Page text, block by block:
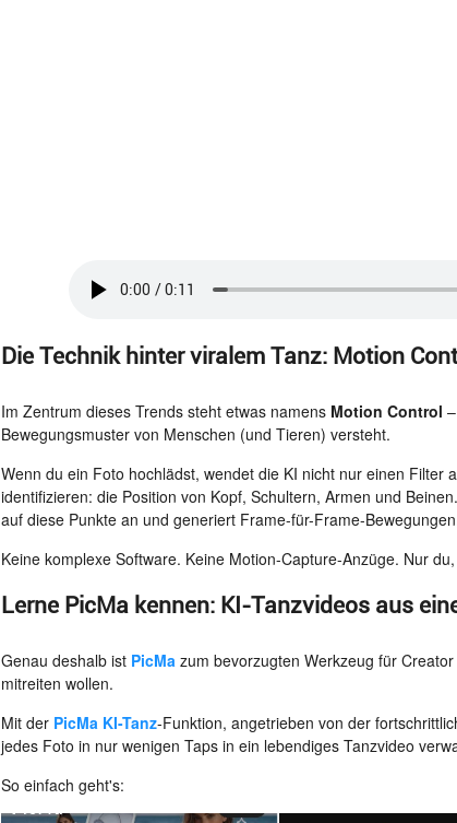
Die Technik hinter viralem Tanz: Motion
Im Zentrum dieses Trends steht etwas namens Motion Control
Bewegungsmuster von Menschen (und Tieren) versteht.
Wenn du ein Foto hochlädst, wendet die KI nicht nur einen Filter
identifizieren: die Position von Kopf, Schultern, Armen und
auf diese Punkte an und generiert Frame-für-Frame-
Keine komplexe Software. Keine Motion-Capture-Anzüge. Nur
Lerne PicMa kennen: KI-Tanzvideos aus
Genau deshalb ist PicMa zum bevorzugten Werkzeug für
mitreiten wollen.
Mit der PicMa KI-Tanz-Funktion, angetrieben von der
jedes Foto in nur wenigen Taps in ein lebendiges Tanzvideo
So einfach geht's: